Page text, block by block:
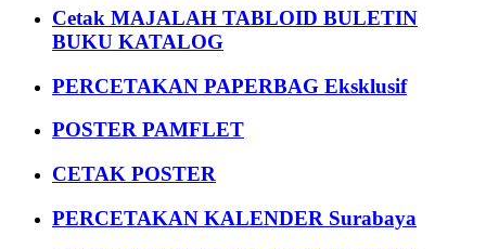
Cetak MAJALAH TABLOID BULETIN
BUKU KATALOG
PERCETAKAN PAPERBAG Eksklusif
POSTER PAMFLET
CETAK POSTER
PERCETAKAN KALENDER Surabaya